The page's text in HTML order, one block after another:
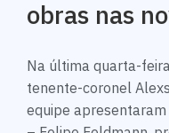
obras nas
Na última quarta-
tenente-coronel
equipe apresentaram